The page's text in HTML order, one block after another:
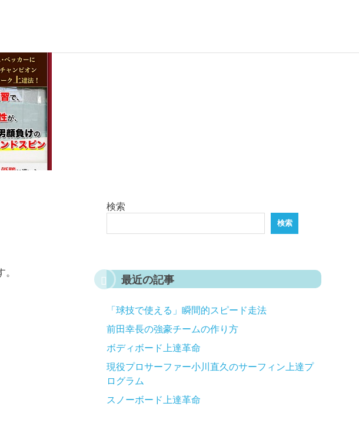
検索
検索
最近の記事
「球技で使える」瞬間的スピード走法
前田幸長の強豪チームの作り方
ボディボード上達革命
現役プロサーファー小川直久のサーフィン上達プ
ログラム
スノーボード上達革命